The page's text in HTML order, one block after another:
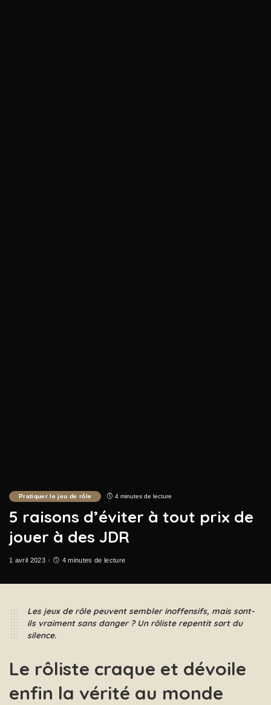
Pratiquer le jeu de rôle 4 minutes de lecture
5 raisons d’éviter à tout prix de
jouer à des JDR
1 avril 2023 4 minutes de lecture
Les jeux de rôle peuvent sembler inoffensifs, mais sont-
ils vraiment sans danger ? Un rôliste repentit sort du
silence.
Le rôliste craque et dévoile
enfin la vérité au monde